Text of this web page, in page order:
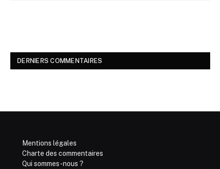
DERNIERS COMMENTAIRES
Mentions légales
Charte des commentaires
Qui sommes-nous ?